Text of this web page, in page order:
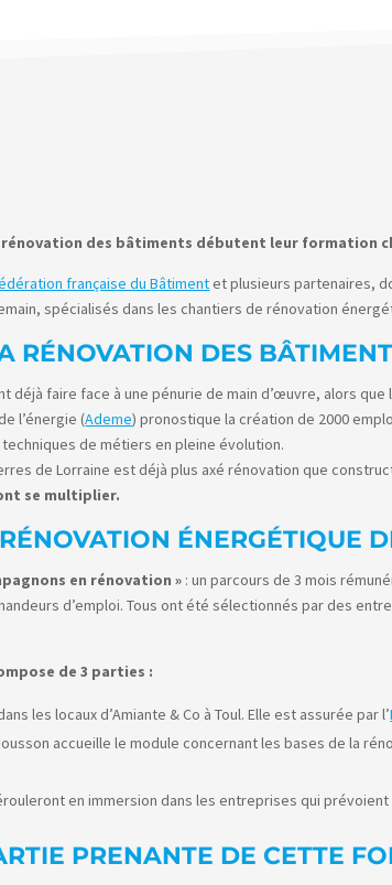
des bâtiments débutent leur formation
française du Bâtimentet plusieurs partenaires,
spécialisés dans les chantiers de rénovation
RÉNOVATION DES
déjà faire face à une pénurie de main d’œuvre, alors
l’énergie (Ademe) pronostique la création de 2000
de métiers en pleine évolution.
de Lorraine est déjà plus axé rénovation que
se multiplier.
ÉNERGÉTIQUE
en rénovation » : un parcours de 3 mois
d’emploi. Tous ont été sélectionnés par des
de 3 parties :
les locaux d’Amiante & Co à Toul. Elle est assurée par l’
accueille le module concernant les bases de la
en immersion dans les entreprises qui
PRENANTE DE CETTE